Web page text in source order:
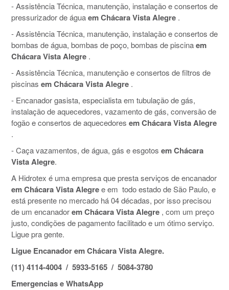
- Assistência Técnica, manutenção, instalação e consertos de
pressurizador de águaem Chácara Vista Alegre .
- Assistência Técnica, manutenção, instalação e consertos de
bombas de água, bombas de poço, bombas de piscinaem
Chácara Vista Alegre .
- Assistência Técnica, manutenção e consertos de filtros de
piscinas em Chácara Vista Alegre .
- Encanador gasista, especialista em tubulação de gás,
instalação de aquecedores, vazamento de gás, conversão de
fogão e consertos de aquecedores em Chácara Vista Alegre
.
- Caça vazamentos, de água, gás e esgotos em Chácara
Vista Alegre.
A Hidrotex é uma empresa que presta serviços de encanador
em Chácara Vista Alegree em todo estado de São Paulo, e
está presente no mercado há 04 décadas, por isso precisou
de um encanadorem Chácara Vista Alegre , com um preço
justo, condições de pagamento facilitado e um ótimo serviço.
Ligue pra gente.
Ligue Encanador em Chácara Vista Alegre.
(11) 4114-4004 / 5933-5165 / 5084-3780
Emergencias e WhatsApp